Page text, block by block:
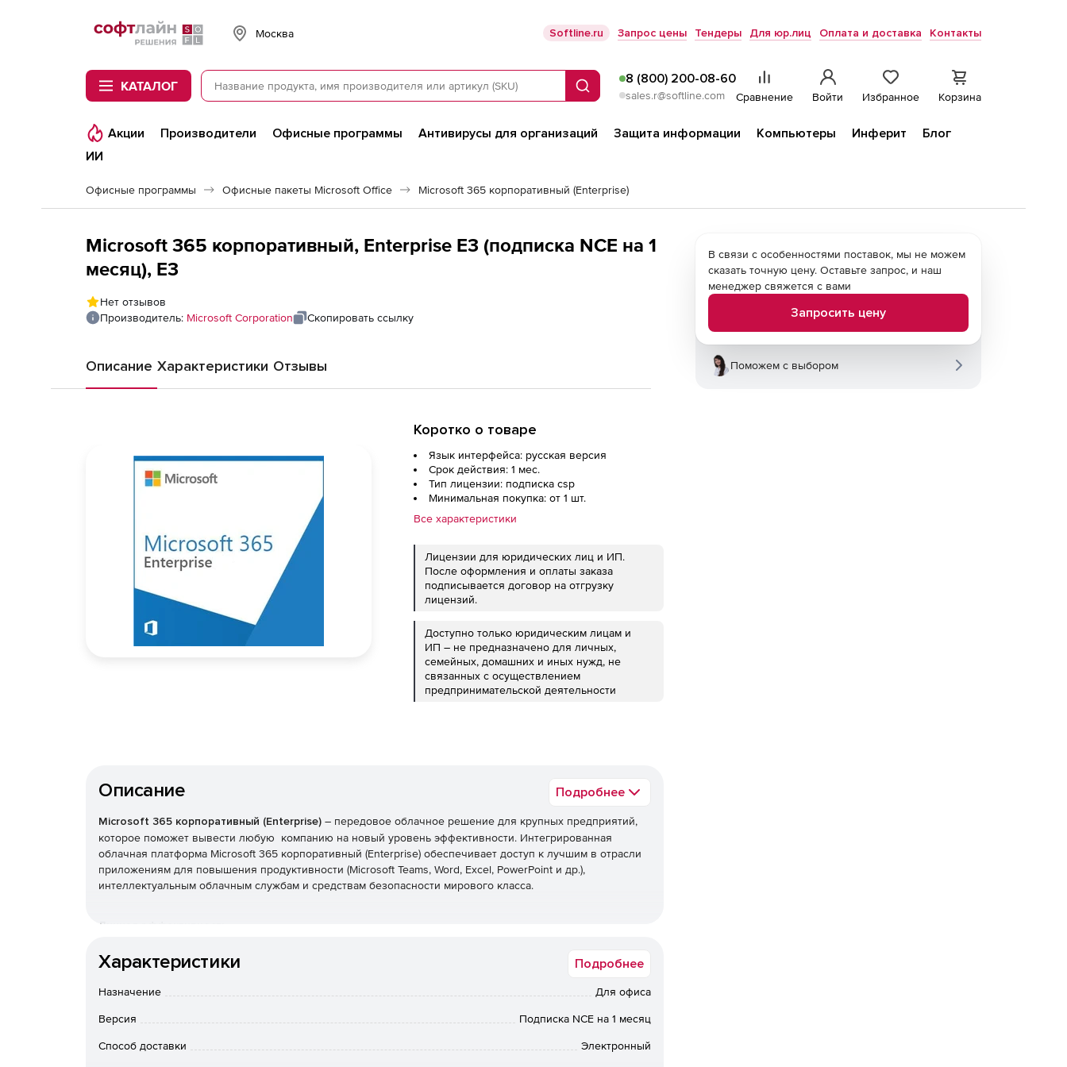
Softline
Москва Softline.ru Запрос цены Тендеры Для юр.лиц Оплата и доставка Контакты
КАТАЛОГ Поиск
8 (800) 200-08-60
sales.r@softline.com Сравнение Войти Избранное Корзина
Акции Производители Офисные программы Антивирусы для организаций Защита информации Компьютеры Инферит
Блог
ИИ
Офисные программы Офисные пакеты Microsoft Office Microsoft 365 корпоративный (Enterprise)
Microsoft 365 корпоративный, Enterprise E3 (подписка NCE на 1
месяц), E3
Нет отзывов
Производитель: Microsoft Corporation Скопировать ссылку
Описание Характеристики Отзывы
Коротко о товаре
Язык интерфейса: русская версия
Срок действия: 1 мес.
Тип лицензии: подписка csp
Минимальная покупка: от 1 шт.
Все характеристики
Лицензии для юридических лиц и ИП.
После оформления и оплаты заказа
подписывается договор на отгрузку
лицензий.
Доступно только юридическим лицам и
ИП – не предназначено для личных,
семейных, домашних и иных нужд, не
связанных с осуществлением
предпринимательской деятельности
Описание Подробнее
Microsoft 365 корпоративный (Enterprise) – передовое облачное решение для крупных предприятий,
которое поможет вывести любую компанию на новый уровень эффективности. Интегрированная
облачная платформа Microsoft 365 корпоративный (Enterprise) обеспечивает доступ к лучшим в отрасли
приложениям для повышения продуктивности (Microsoft Teams, Word, Excel, PowerPoint и др.),
интеллектуальным облачным службам и средствам безопасности мирового класса.
Личная эффективность
Microsoft 365 можно настроить в соответствии с конкретными уникальными потребностями.
Пользователи получают больше возможностей благодаря инновационным службам и приложениям
для продуктивной работы.
Microsoft Teams – это единая централизованная платформа для коллективной работы в составе
Microsoft 365, с помощью которой можно общаться в чате, проводить собрания, осуществлять звонки
Характеристики Подробнее
Назначение Для офиса
Версия Подписка NCE на 1 месяц
Способ доставки Электронный
В связи с особенностями поставок, мы не можем
сказать точную цену. Оставьте запрос, и наш
менеджер свяжется с вами
Запросить цену
Поможем с выбором